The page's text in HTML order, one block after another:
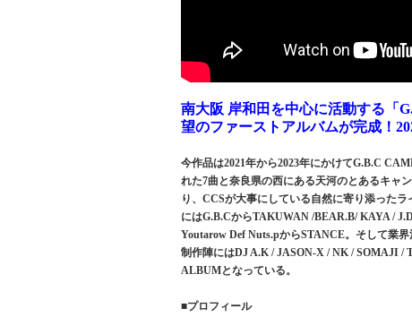
南大阪 岸和田を中心に活動する「
望のファーストアルバムが完成！
今作品は2021年から2023年にかけてG.B.C
れた7曲と奈良県の西にある天河のとあるキャ
り、CCSが大事にしている自然に寄り添った
にはG.B.CからTAKUWAN /BEAR.B/ KAYA /
Youtarow Def Nuts.pからSTANCE。そして業
制作陣にはDJ A.K / JASON-X / NK / SOMAJI /
ALBUMとなっている。
■プロフィール